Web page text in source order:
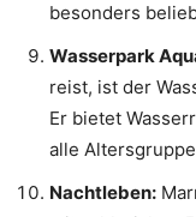
besonders
Wasserpark
reist, ist der
Er bietet
alle
Nachtleben: